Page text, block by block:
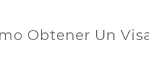
Obtener Un